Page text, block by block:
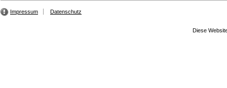
Impressum Datenschutz
Diese